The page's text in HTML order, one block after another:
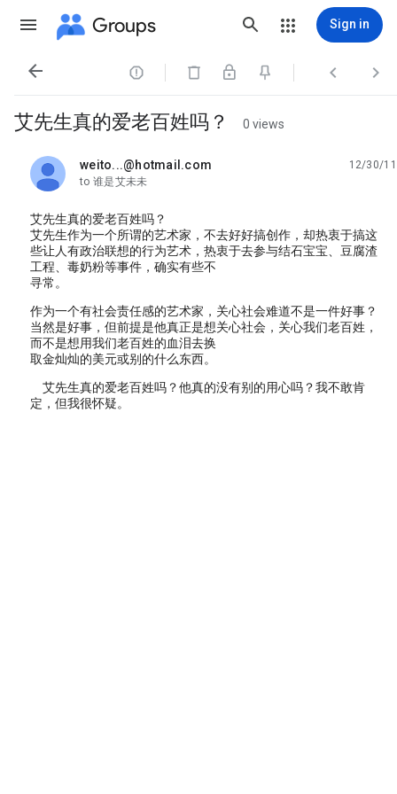
Groups Sign in
   
艾先生真的爱老百姓吗？ 0 views
weito...@hotmail.com
unread,
12/30/11
to 谁是艾未未
艾先生真的爱老百姓吗？
艾先生作为一个所谓的艺术家，不去好好搞创作，却热衷于搞这
些让人有政治联想的行为艺术，热衷于去参与结石宝宝、豆腐渣
工程、毒奶粉等事件，确实有些不
寻常。
作为一个有社会责任感的艺术家，关心社会难道不是一件好事？
当然是好事，但前提是他真正是想关心社会，关心我们老百姓，
而不是想用我们老百姓的血泪去换
取金灿灿的美元或别的什么东西。
艾先生真的爱老百姓吗？他真的没有别的用心吗？我不敢肯
定，但我很怀疑。